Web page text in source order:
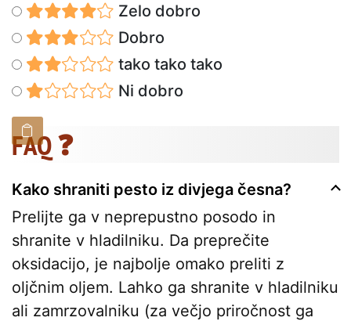
Zelo dobro
Dobro
tako tako tako
Ni dobro
FAQ ❓
Kako shraniti pesto iz divjega česna?
Prelijte ga v neprepustno posodo in
shranite v hladilniku. Da preprečite
oksidacijo, je najbolje omako preliti z
oljčnim oljem. Lahko ga shranite v hladilniku
ali zamrzovalniku (za večjo priročnost ga